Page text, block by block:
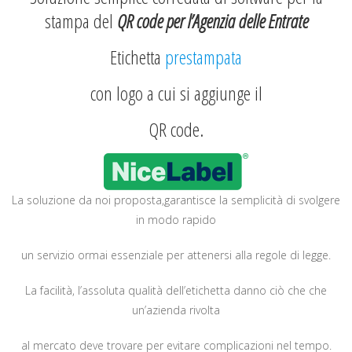
stampa del QR code per l’Agenzia delle Entrate
Etichetta prestampata
con logo a cui si aggiunge il
QR code.
La soluzione da noi proposta,garantisce la semplicità di svolgere
in modo rapido
un servizio ormai essenziale per attenersi alla regole di legge.
La facilità, l’assoluta qualità dell’etichetta danno ciò che che
un’azienda rivolta
al mercato deve trovare per evitare complicazioni nel tempo.